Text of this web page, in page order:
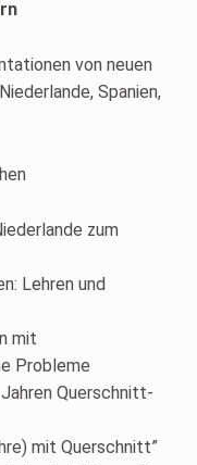
von neuen
Spanien,
zum
Lehren und
mit
Probleme
Querschnitt-
mit Querschnitt”